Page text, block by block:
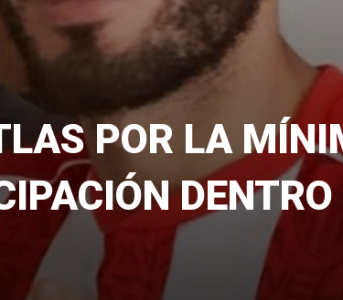
POR LA
DENTRO